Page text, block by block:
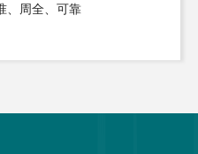
、周全、可靠